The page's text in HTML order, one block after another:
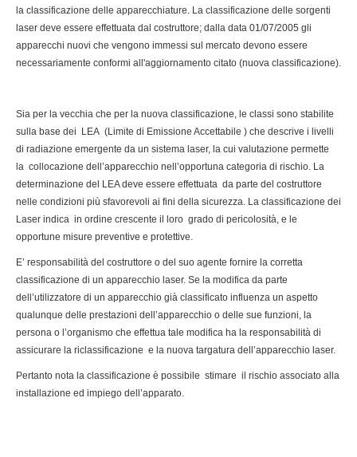
la classificazione delle apparecchiature. La classificazione delle sorgenti
laser deve essere effettuata dal costruttore; dalla data 01/07/2005 gli
apparecchi nuovi che vengono immessi sul mercato devono essere
necessariamente conformi all'aggiornamento citato (nuova classificazione).
Sia per la vecchia che per la nuova classificazione, le classi sono stabilite
sulla base dei LEA (Limite di Emissione Accettabile ) che descrive i livelli
di radiazione emergente da un sistema laser, la cui valutazione permette
la collocazione dell’apparecchio nell’opportuna categoria di rischio. La
determinazione del LEA deve essere effettuata da parte del costruttore
nelle condizioni più sfavorevoli ai fini della sicurezza. La classificazione dei
Laser indica in ordine crescente il loro grado di pericolosità, e le
opportune misure preventive e protettive.
E’ responsabilità del costruttore o del suo agente fornire la corretta
classificazione di un apparecchio laser. Se la modifica da parte
dell’utilizzatore di un apparecchio già classificato influenza un aspetto
qualunque delle prestazioni dell’apparecchio o delle sue funzioni, la
persona o l’organismo che effettua tale modifica ha la responsabilità di
assicurare la riclassificazione e la nuova targatura dell’apparecchio laser.
Pertanto nota la classificazione è possibile stimare il rischio associato alla
installazione ed impiego dell’apparato.